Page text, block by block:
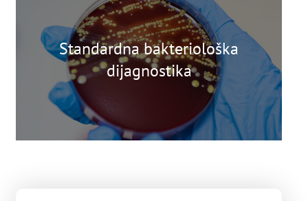
Standardna bakteriološka
dijagnostika